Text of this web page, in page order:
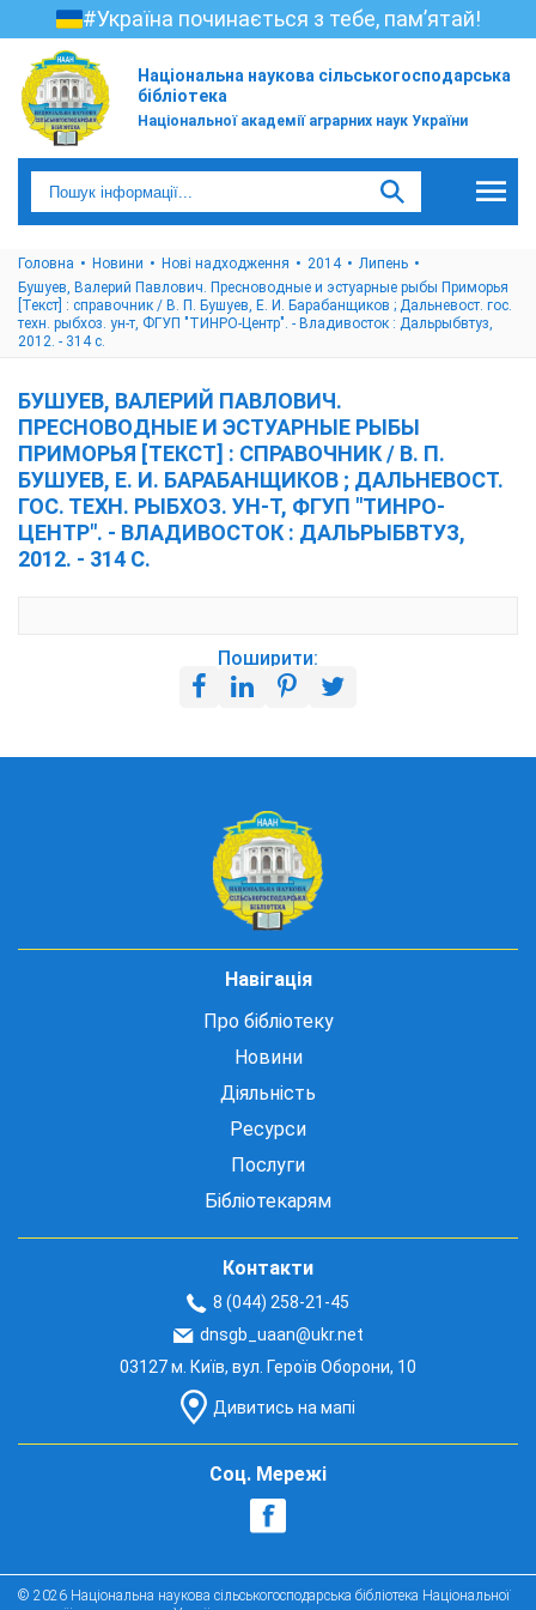
#Україна починається з тебе, пам’ятай!
Національна наукова сільськогосподарська
бібліотека
Національної академії аграрних наук України
Головна Новини Нові надходження 2014
Липень
Бушуев, Валерий Павлович. Пресноводные и эстуарные рыбы Приморья
[Текст] : справочник / В. П. Бушуев, Е. И. Барабанщиков ; Дальневост. гос.
техн. рыбхоз. ун-т, ФГУП "ТИНРО-Центр". - Владивосток : Дальрыбвтуз,
2012. - 314 с.
БУШУЕВ, ВАЛЕРИЙ ПАВЛОВИЧ.
ПРЕСНОВОДНЫЕ И ЭСТУАРНЫЕ РЫБЫ
ПРИМОРЬЯ [ТЕКСТ] : СПРАВОЧНИК / В. П.
БУШУЕВ, Е. И. БАРАБАНЩИКОВ ; ДАЛЬНЕВОСТ.
ГОС. ТЕХН. РЫБХОЗ. УН-Т, ФГУП "ТИНРО-
ЦЕНТР". - ВЛАДИВОСТОК : ДАЛЬРЫБВТУЗ,
2012. - 314 С.
Поширити:
Навігація
Про бібліотеку
Новини
Діяльність
Ресурси
Послуги
Бібліотекарям
Контакти
8 (044) 258-21-45
dnsgb_uaan@ukr.net
03127 м. Київ, вул. Героїв Оборони, 10
Дивитись на мапі
Соц. Мережі
© 2026 Національна наукова сільськогосподарська бібліотека Національної